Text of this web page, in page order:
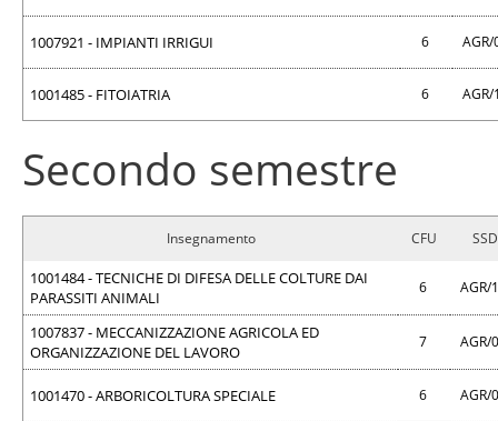
1007921 - IMPIANTI IRRIGUI 6
1001485 - FITOIATRIA 6
Secondo semestre
Insegnamento CFU SSD
1001484 - TECNICHE DI DIFESA DELLE COLTURE DAI
PARASSITI ANIMALI
6 AGR/
1007837 - MECCANIZZAZIONE AGRICOLA ED
ORGANIZZAZIONE DEL LAVORO
7 AGR/
1001470 - ARBORICOLTURA SPECIALE 6 AGR/